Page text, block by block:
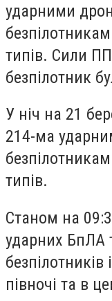
ударними
типів. Сили
безпілотник
У ніч на 21
214-ма
типів.
Станом на
ударних БпЛА
безпілотників
півночі та в